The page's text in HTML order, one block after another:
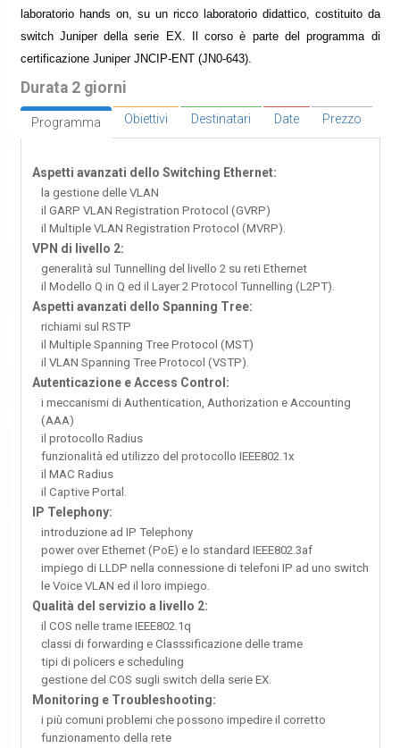
laboratorio hands on, su un ricco laboratorio didattico, costituito da
switch Juniper della serie EX. Il corso è parte del programma di
certificazione Juniper JNCIP-ENT (JN0-643).
Durata 2 giorni
Programma Obiettivi Destinatari Date Prezzo
Aspetti avanzati dello Switching Ethernet:
la gestione delle VLAN
il GARP VLAN Registration Protocol (GVRP)
il Multiple VLAN Registration Protocol (MVRP).
VPN di livello 2:
generalità sul Tunnelling del livello 2 su reti Ethernet
il Modello Q in Q ed il Layer 2 Protocol Tunnelling (L2PT).
Aspetti avanzati dello Spanning Tree:
richiami sul RSTP
il Multiple Spanning Tree Protocol (MST)
il VLAN Spanning Tree Protocol (VSTP).
Autenticazione e Access Control:
i meccanismi di Authentication, Authorization e Accounting
(AAA)
il protocollo Radius
funzionalità ed utilizzo del protocollo IEEE802.1x
il MAC Radius
il Captive Portal.
IP Telephony:
introduzione ad IP Telephony
power over Ethernet (PoE) e lo standard IEEE802.3af
impiego di LLDP nella connessione di telefoni IP ad uno switch
le Voice VLAN ed il loro impiego.
Qualità del servizio a livello 2:
il COS nelle trame IEEE802.1q
classi di forwarding e Classsificazione delle trame
tipi di policers e scheduling
gestione del COS sugli switch della serie EX.
Monitoring e Troubleshooting:
i più comuni problemi che possono impedire il corretto
funzionamento della rete